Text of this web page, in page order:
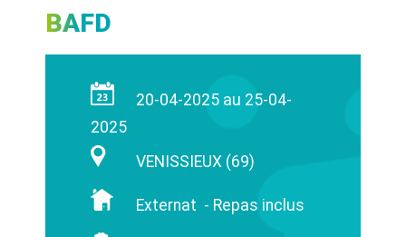
BAFD
20-04-2025 au 25-04-
2025
VENISSIEUX (69)
Externat - Repas inclus